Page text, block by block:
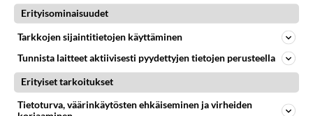
04.08.2026 10:07
Lieksa
Mikä sinua ja kaivattuasi
04.08.2026 18:50
Ikävä
54
Sinulle mies
38
745
Erityisominaisuudet
Tarkkojen sijaintitietojen käyttäminen
Tunnista laitteet aktiivisesti pyydettyjen tietojen perusteella
Erityiset tarkoitukset
Tietoturva, väärinkäytösten ehkäiseminen ja virheiden